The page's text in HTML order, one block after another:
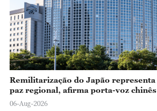
Remilitarização do Japão representa
paz regional, afirma porta-voz chinês
06-Aug-2026